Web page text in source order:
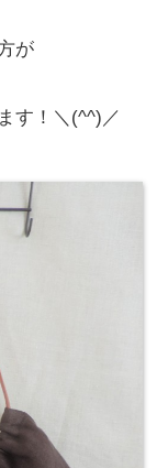
が
す！＼(^^)／